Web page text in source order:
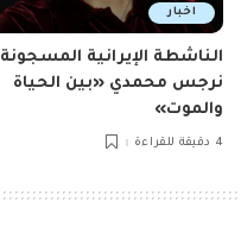
اخبار
الناشطة الإيرانية المسجونة
نرجس محمدي «بين الحياة
والموت»
4 دقيقة للقراءة